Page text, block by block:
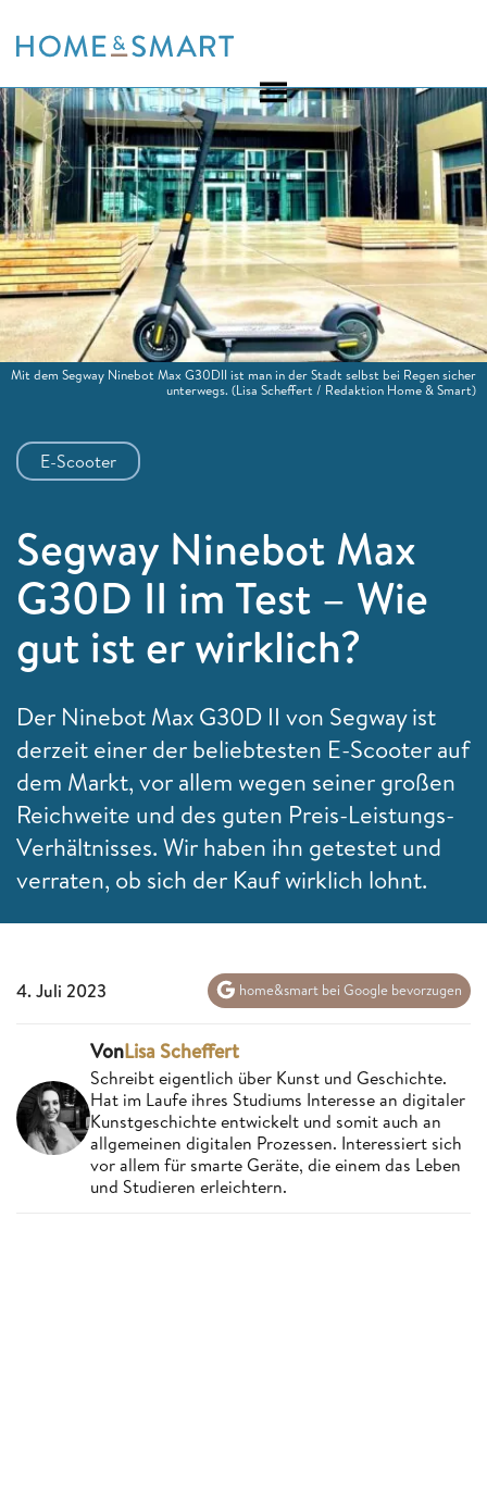
to
E-Scooter
Segway Ninebot Max
G30D II im Test – Wie
gut ist er wirklich?
Der Ninebot Max G30D II von Segway ist
derzeit einer der beliebtesten E-Scooter auf
dem Markt, vor allem wegen seiner großen
Reichweite und des guten Preis-Leistungs-
Verhältnisses. Wir haben ihn getestet und
verraten, ob sich der Kauf wirklich lohnt.
Mit dem Segway Ninebot Max G30DII ist man in der Stadt selbst bei Regen sicher
unterwegs.(Lisa Scheffert / Redaktion Home & Smart)
4. Juli 2023 home&smart bei Google bevorzugen
VonLisa Scheffert
Schreibt eigentlich über Kunst und Geschichte.
Hat im Laufe ihres Studiums Interesse an digitaler
Kunstgeschichte entwickelt und somit auch an
allgemeinen digitalen Prozessen. Interessiert sich
vor allem für smarte Geräte, die einem das Leben
und Studieren erleichtern.